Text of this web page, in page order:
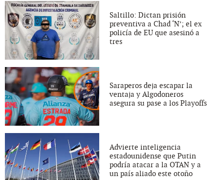
Saltillo: Dictan prisión
preventiva a Chad ‘N’; el ex
policía de EU que asesinó a
tres
Saraperos deja escapar la
ventaja y Algodoneros
asegura su pase a los Playoffs
Advierte inteligencia
estadounidense que Putin
podría atacar a la OTAN y a
un país aliado este otoño